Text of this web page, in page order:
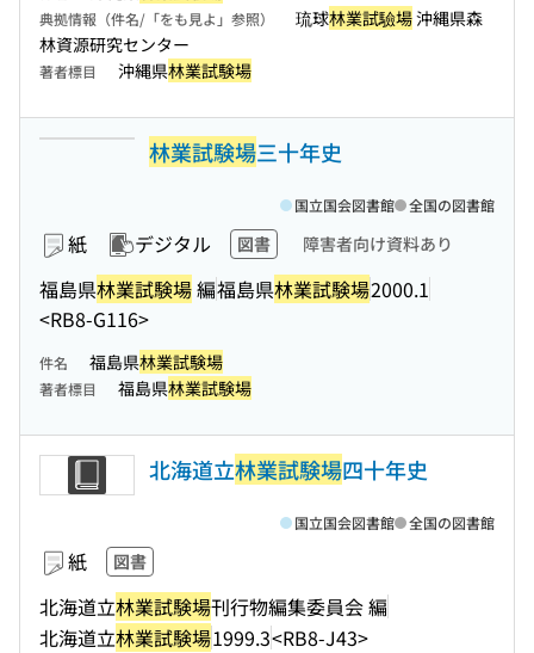
典拠情報（件名/「をも見よ」参照） 琉球林業試驗場沖縄県森
林資源研究センター
著者標目 沖縄県林業試験場
林業試験場三十年史
紙 デジタル 図書 障害者向け資料あり
福島県林業試験場編福島県林業試験場2000.1
<RB8-G116>
国立国会図書館 全国の図書館
件名 福島県林業試験場
著者標目 福島県林業試験場
北海道立林業試験場四十年史
紙 図書
北海道立林業試験場刊行物編集委員会 編
北海道立林業試験場1999.3<RB8-J43>
国立国会図書館 全国の図書館